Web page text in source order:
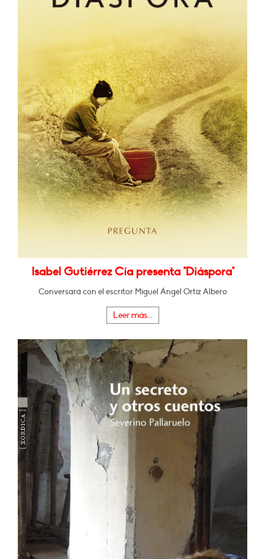
Isabel Gutiérrez Cía presenta "Diáspora"
Conversará con el escritor Miguel Ángel Ortiz Albero
Leer más...